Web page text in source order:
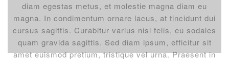
diam egestas metus, et molestie magna diam eu
magna. In condimentum ornare lacus, at tincidunt dui
cursus sagittis. Curabitur varius nisl felis, eu sodales
quam gravida sagittis. Sed diam ipsum, efficitur sit
amet euismod pretium, tristique vel urna. Praesent in